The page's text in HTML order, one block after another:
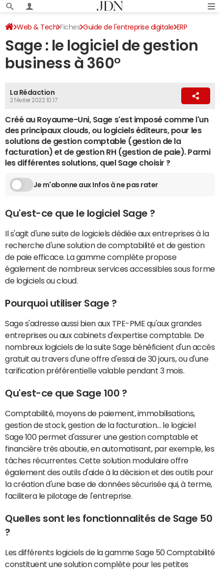
Web & Tech Fiches Guide de l'entreprise digitale ERP
Sage : le logiciel de gestion
business à 360°
La Rédaction
2 février 2022 10:17
Créé au Royaume-Uni, Sage s'est imposé comme l'un
des principaux clouds, ou logiciels éditeurs, pour les
solutions de gestion comptable (gestion de la
facturation) et de gestion RH (gestion de paie). Parmi
les différentes solutions, quel Sage choisir ?
Je m'abonne aux Infos à ne pas rater
Qu'est-ce que le logiciel Sage ?
Il s'agit d'une suite de logiciels dédiée aux entreprises à la
recherche d'une solution de comptabilité et de gestion
de paie efficace. La gamme complète propose
également de nombreux services accessibles sous forme
de logiciels ou cloud.
Pourquoi utiliser Sage ?
Sage s'adresse aussi bien aux TPE-PME qu'aux grandes
entreprises ou aux cabinets d'expertise comptable. De
nombreux logiciels de la suite Sage bénéficient d'un accès
gratuit au travers d'une offre d'essai de 30 jours, ou d'une
tarification préférentielle valable pendant 3 mois.
Qu'est-ce que Sage 100 ?
Comptabilité, moyens de paiement, immobilisations,
gestion de stock, gestion de la facturation… le logiciel
Sage 100 permet d'assurer une gestion comptable et
financière très aboutie, en automatisant, par exemple, les
tâches récurrentes. Cette solution modulaire offre
également des outils d'aide à la décision et des outils pour
la création d'une base de données sécurisée qui, à terme,
facilitera le pilotage de l'entreprise.
Quelles sont les fonctionnalités de Sage 50
?
Les différents logiciels de la gamme Sage 50 Comptabilité
constituent une solution complète pour les petites